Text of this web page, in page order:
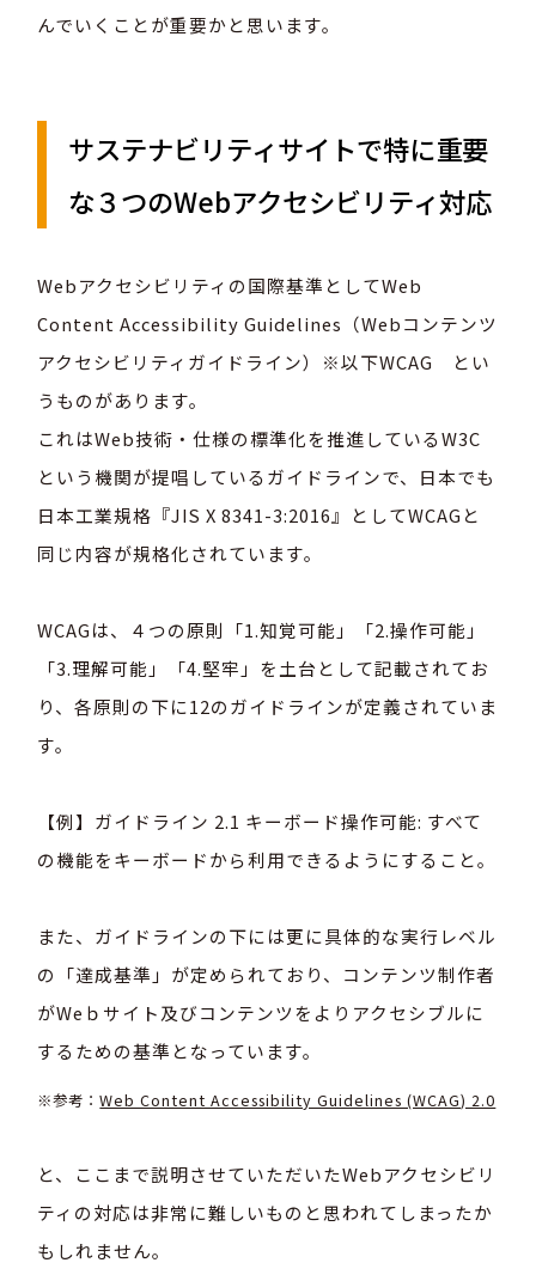
んでいくことが重要かと思います。
サステナビリティサイトで特に重要
な３つのWebアクセシビリティ対応
Webアクセシビリティの国際基準としてWeb
Content Accessibility Guidelines（Webコンテンツ
アクセシビリティガイドライン）※以下WCAG とい
うものがあります。
これはWeb技術・仕様の標準化を推進しているW3C
という機関が提唱しているガイドラインで、日本でも
日本工業規格『JIS X 8341-3:2016』としてWCAGと
同じ内容が規格化されています。
WCAGは、４つの原則「1.知覚可能」「2.操作可能」
「3.理解可能」「4.堅牢」を土台として記載されてお
り、各原則の下に12のガイドラインが定義されていま
す。
【例】ガイドライン 2.1 キーボード操作可能: すべて
の機能をキーボードから利用できるようにすること。
また、ガイドラインの下には更に具体的な実行レベル
の「達成基準」が定められており、コンテンツ制作者
がWeｂサイト及びコンテンツをよりアクセシブルに
するための基準となっています。
※参考：Web Content Accessibility Guidelines (WCAG) 2.0
と、ここまで説明させていただいたWebアクセシビリ
ティの対応は非常に難しいものと思われてしまったか
もしれません。